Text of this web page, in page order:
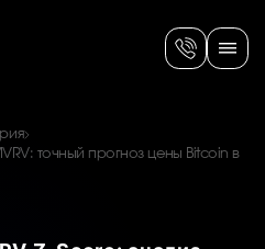
точный прогноз цены Bitcoin в